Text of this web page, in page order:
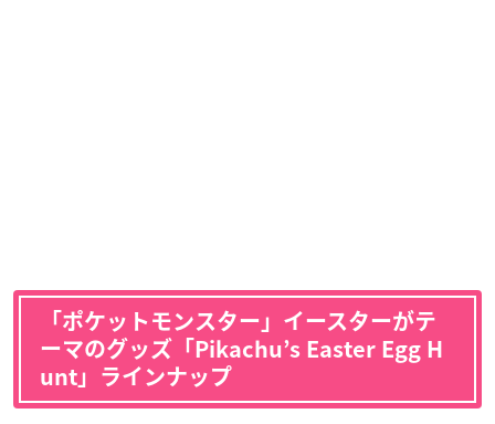
「ポケットモンスター」イースターがテ
ーマのグッズ「Pikachu’s Easter Egg H
unt」ラインナップ